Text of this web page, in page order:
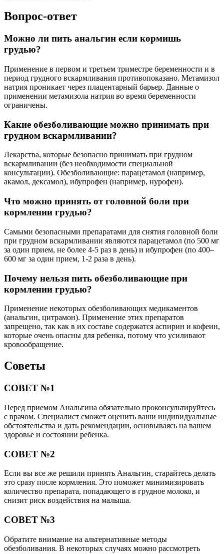
Вопрос-ответ
Можно ли пить анальгин если кормишь
грудью?
Применение в первом и третьем триместре беременности и в
период грудного вскармливания противопоказано. Метамизол
натрия проникает через плацентарный барьер. Данные о
применении метамизола натрия во время беременности
ограничены.
Какие обезболивающие можно принимать при
грудном вскармливании?
Лекарства, которые безопасно принимать при грудном
вскармливании (без необходимости специальной
консультации). Обезболивающие: парацетамол (например,
акамол, дексамол), ибупрофен (например, нурофен).
Что можно принять от головной боли при
кормлении грудью?
Самыми безопасными препаратами для снятия головной боли
при грудном вскармливании являются парацетамол (по 500 мг
за один прием, не более 4-5 раз в день) и ибупрофен (по 400–
600 мг за один прием, 1-2 раза в день).
Почему нельзя пить обезболивающие при
кормлении грудью?
Применение некоторых обезболивающих медикаментов
(анальгин, цитрамон). Применение этих препаратов
запрещено, так как в их составе содержатся аспирин и кофеин,
которые очень опасны для ребенка, потому что усиливают
кровообращение.
Советы
СОВЕТ №1
Перед приемом Анальгина обязательно проконсультируйтесь
с врачом. Специалист сможет оценить ваши индивидуальные
обстоятельства и дать рекомендации, основываясь на вашем
здоровье и состоянии ребенка.
СОВЕТ №2
Если вы все же решили принять Анальгин, старайтесь делать
это сразу после кормления. Это поможет минимизировать
количество препарата, попадающего в грудное молоко, и
снизит риск воздействия на малыша.
СОВЕТ №3
Обратите внимание на альтернативные методы
обезболивания. В некоторых случаях можно рассмотреть